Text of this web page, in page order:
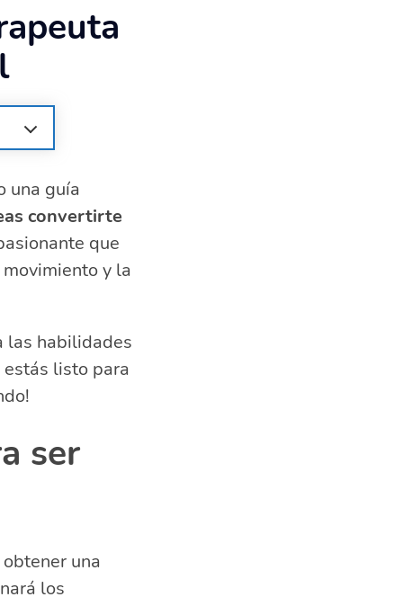
una guía
convertirte
que
y la
las habilidades
listo para
ser
una
los